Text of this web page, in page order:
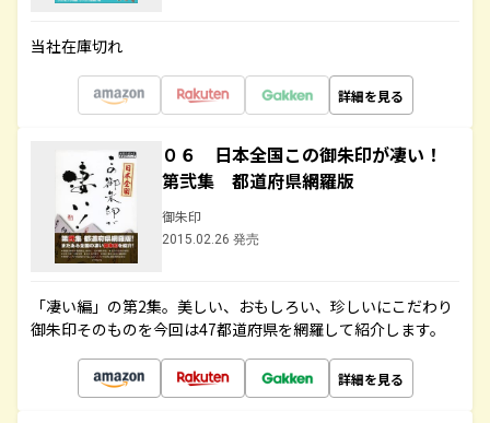
当社在庫切れ
詳細を見る
０６ 日本全国この御朱印が凄い！
第弐集 都道府県網羅版
御朱印
2015.02.26 発売
「凄い編」の第2集。美しい、おもしろい、珍しいにこだわり
御朱印そのものを今回は47都道府県を網羅して紹介します。
詳細を見る